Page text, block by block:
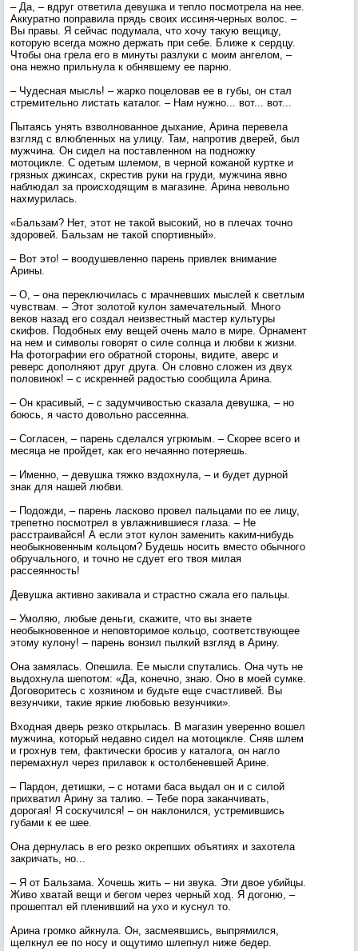
– Да, – вдруг ответила девушка и тепло посмотрела на нее.
Аккуратно поправила прядь своих иссиня-черных волос. –
Вы правы. Я сейчас подумала, что хочу такую вещицу,
которую всегда можно держать при себе. Ближе к сердцу.
Чтобы она грела его в минуты разлуки с моим ангелом, –
она нежно прильнула к обнявшему ее парню.
– Чудесная мысль! – жарко поцеловав ее в губы, он стал
стремительно листать каталог. – Нам нужно... вот... вот...
Пытаясь унять взволнованное дыхание, Арина перевела
взгляд с влюбленных на улицу. Там, напротив дверей, был
мужчина. Он сидел на поставленном на подножку
мотоцикле. С одетым шлемом, в черной кожаной куртке и
грязных джинсах, скрестив руки на груди, мужчина явно
наблюдал за происходящим в магазине. Арина невольно
нахмурилась.
«Бальзам? Нет, этот не такой высокий, но в плечах точно
здоровей. Бальзам не такой спортивный».
– Вот это! – воодушевленно парень привлек внимание
Арины.
– О, – она переключилась с мрачневших мыслей к светлым
чувствам. – Этот золотой кулон замечательный. Много
веков назад его создал неизвестный мастер культуры
скифов. Подобных ему вещей очень мало в мире. Орнамент
на нем и символы говорят о силе солнца и любви к жизни.
На фотографии его обратной стороны, видите, аверс и
реверс дополняют друг друга. Он словно сложен из двух
половинок! – с искренней радостью сообщила Арина.
– Он красивый, – с задумчивостью сказала девушка, – но
боюсь, я часто довольно рассеянна.
– Согласен, – парень сделался угрюмым. – Скорее всего и
месяца не пройдет, как его нечаянно потеряешь.
– Именно, – девушка тяжко вздохнула, – и будет дурной
знак для нашей любви.
– Подожди, – парень ласково провел пальцами по ее лицу,
трепетно посмотрел в увлажнившиеся глаза. – Не
расстраивайся! А если этот кулон заменить каким-нибудь
необыкновенным кольцом? Будешь носить вместо обычного
обручального, и точно не сдует его твоя милая
рассеянность!
Девушка активно закивала и страстно сжала его пальцы.
– Умоляю, любые деньги, скажите, что вы знаете
необыкновенное и неповторимое кольцо, соответствующее
этому кулону! – парень вонзил пылкий взгляд в Арину.
Она замялась. Опешила. Ее мысли спутались. Она чуть не
выдохнула шепотом: «Да, конечно, знаю. Оно в моей сумке.
Договоритесь с хозяином и будьте еще счастливей. Вы
везунчики, такие яркие любовью везунчики».
Входная дверь резко открылась. В магазин уверенно вошел
мужчина, который недавно сидел на мотоцикле. Сняв шлем
и грохнув тем, фактически бросив у каталога, он нагло
перемахнул через прилавок к остолбеневшей Арине.
– Пардон, детишки, – с нотами баса выдал он и с силой
прихватил Арину за талию. – Тебе пора заканчивать,
дорогая! Я соскучился! – он наклонился, устремившись
губами к ее шее.
Она дернулась в его резко окрепших объятиях и захотела
закричать, но...
– Я от Бальзама. Хочешь жить – ни звука. Эти двое убийцы.
Живо хватай вещи и бегом через черный ход. Я догоню, –
прошептал ей пленивший на ухо и куснул то.
Арина громко айкнула. Он, засмеявшись, выпрямился,
щелкнул ее по носу и ощутимо шлепнул ниже бедер.